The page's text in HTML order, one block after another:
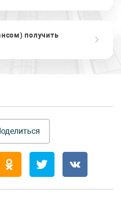
получить